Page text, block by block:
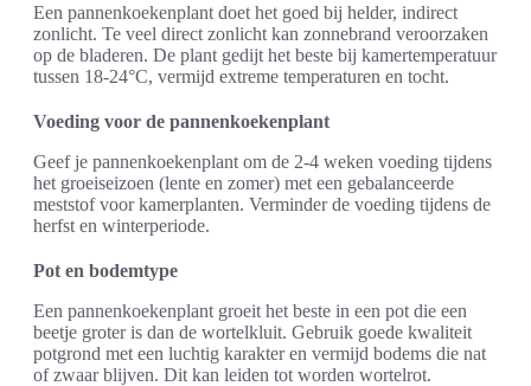
Een pannenkoekenplant doet het goed bij helder, indirect
zonlicht. Te veel direct zonlicht kan zonnebrand veroorzaken
op de bladeren. De plant gedijt het beste bij kamertemperatuur
tussen 18-24°C, vermijd extreme temperaturen en tocht.
Voeding voor de pannenkoekenplant
Geef je pannenkoekenplant om de 2-4 weken voeding tijdens
het groeiseizoen (lente en zomer) met een gebalanceerde
meststof voor kamerplanten. Verminder de voeding tijdens de
herfst en winterperiode.
Pot en bodemtype
Een pannenkoekenplant groeit het beste in een pot die een
beetje groter is dan de wortelkluit. Gebruik goede kwaliteit
potgrond met een luchtig karakter en vermijd bodems die nat
of zwaar blijven. Dit kan leiden tot worden wortelrot.